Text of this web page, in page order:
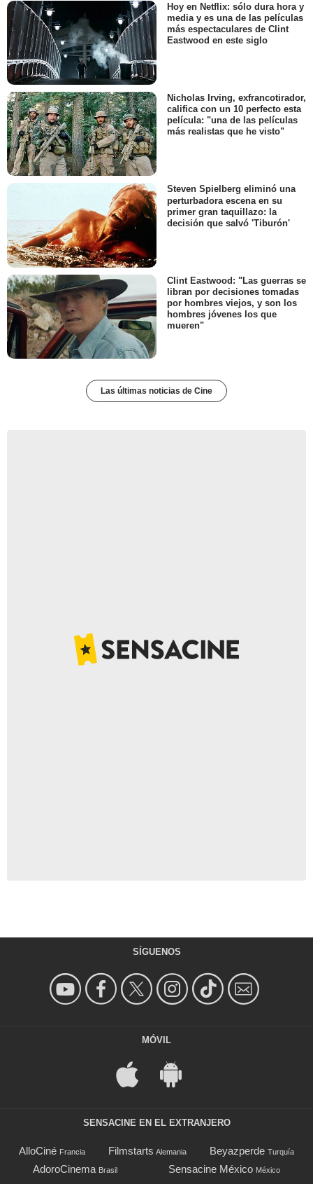
Hoy en Netflix: sólo dura hora y
media y es una de las películas
más espectaculares de Clint
Eastwood en este siglo
Nicholas Irving, exfrancotirador,
califica con un 10 perfecto esta
película: "una de las películas
más realistas que he visto"
Steven Spielberg eliminó una
perturbadora escena en su
primer gran taquillazo: la
decisión que salvó 'Tiburón'
Clint Eastwood: "Las guerras se
libran por decisiones tomadas
por hombres viejos, y son los
hombres jóvenes los que
mueren"
Las últimas noticias de Cine
SÍGUENOS
MÓVIL
SENSACINE EN EL EXTRANJERO
AlloCiné Francia Filmstarts Alemania Beyazperde Turquía
AdoroCinema Brasil Sensacine México México